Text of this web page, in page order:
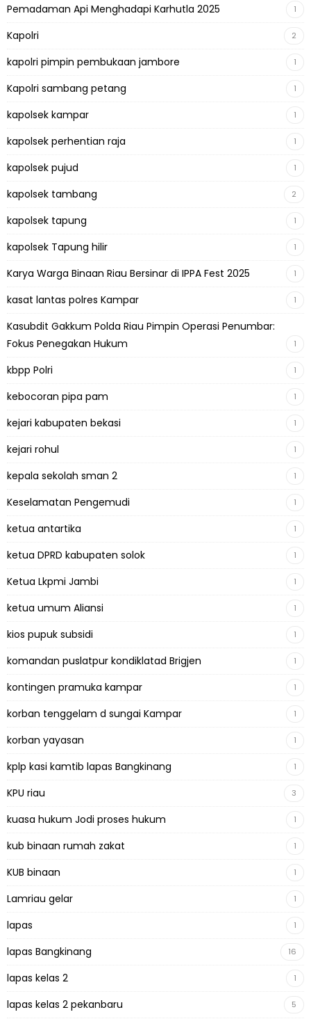
Pemadaman Api Menghadapi Karhutla 2025
1
Kapolri 2
kapolri pimpin pembukaan jambore 1
Kapolri sambang petang 1
kapolsek kampar 1
kapolsek perhentian raja 1
kapolsek pujud 1
kapolsek tambang 2
kapolsek tapung 1
kapolsek Tapung hilir 1
Karya Warga Binaan Riau Bersinar di IPPA Fest 2025 1
kasat lantas polres Kampar 1
Kasubdit Gakkum Polda Riau Pimpin Operasi Penumbar:
Fokus Penegakan Hukum
1
kbpp Polri 1
kebocoran pipa pam 1
kejari kabupaten bekasi 1
kejari rohul 1
kepala sekolah sman 2 1
Keselamatan Pengemudi 1
ketua antartika 1
ketua DPRD kabupaten solok 1
Ketua Lkpmi Jambi 1
ketua umum Aliansi 1
kios pupuk subsidi 1
komandan puslatpur kondiklatad Brigjen 1
kontingen pramuka kampar 1
korban tenggelam d sungai Kampar 1
korban yayasan 1
kplp kasi kamtib lapas Bangkinang 1
KPU riau 3
kuasa hukum Jodi proses hukum 1
kub binaan rumah zakat 1
KUB binaan 1
Lamriau gelar 1
lapas 1
lapas Bangkinang 16
lapas kelas 2 1
lapas kelas 2 pekanbaru 5